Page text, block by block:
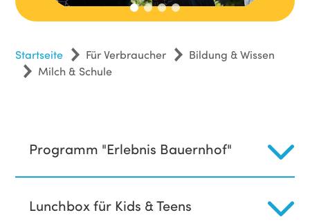
Startseite Für Verbraucher
Bildung & Wissen
Milch & Schule
Programm "Erlebnis Bauernhof"
Lunchbox für Kids & Teens